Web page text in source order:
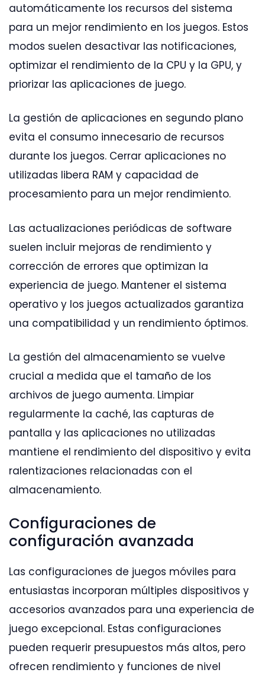
automáticamente los recursos del sistema
para un mejor rendimiento en los juegos. Estos
modos suelen desactivar las notificaciones,
optimizar el rendimiento de la CPU y la GPU, y
priorizar las aplicaciones de juego.
La gestión de aplicaciones en segundo plano
evita el consumo innecesario de recursos
durante los juegos. Cerrar aplicaciones no
utilizadas libera RAM y capacidad de
procesamiento para un mejor rendimiento.
Las actualizaciones periódicas de software
suelen incluir mejoras de rendimiento y
corrección de errores que optimizan la
experiencia de juego. Mantener el sistema
operativo y los juegos actualizados garantiza
una compatibilidad y un rendimiento óptimos.
La gestión del almacenamiento se vuelve
crucial a medida que el tamaño de los
archivos de juego aumenta. Limpiar
regularmente la caché, las capturas de
pantalla y las aplicaciones no utilizadas
mantiene el rendimiento del dispositivo y evita
ralentizaciones relacionadas con el
almacenamiento.
Configuraciones de
configuración avanzada
Las configuraciones de juegos móviles para
entusiastas incorporan múltiples dispositivos y
accesorios avanzados para una experiencia de
juego excepcional. Estas configuraciones
pueden requerir presupuestos más altos, pero
ofrecen rendimiento y funciones de nivel